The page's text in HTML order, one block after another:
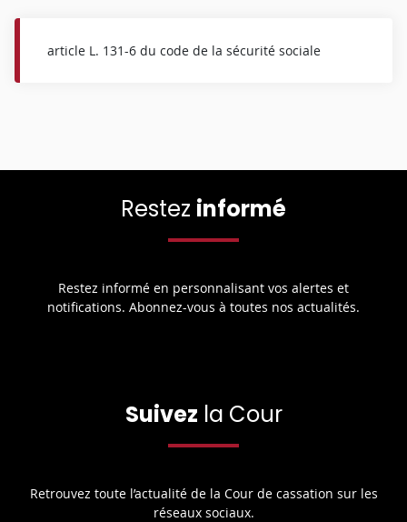
article L. 131-6 du code de la sécurité sociale
Restez informé
Restez informé en personnalisant vos alertes et
notifications. Abonnez-vous à toutes nos actualités.
Suivez la Cour
Retrouvez toute l’actualité de la Cour de cassation sur les
réseaux sociaux.